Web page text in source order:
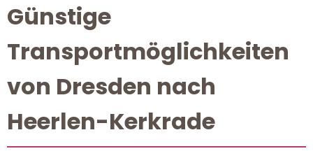
Günstige
Transportmöglichkeiten
von Dresden nach
Heerlen-Kerkrade